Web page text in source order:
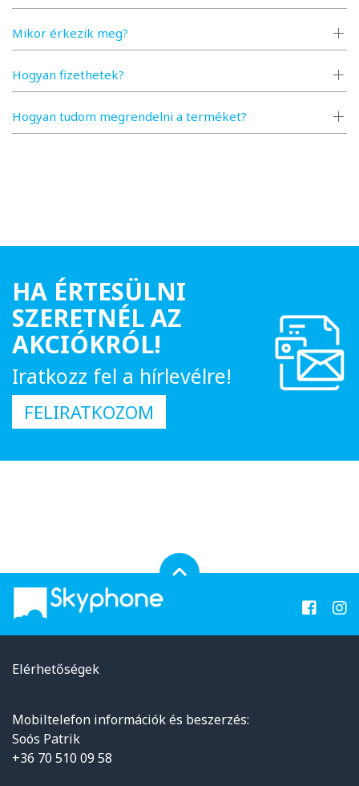
Mikor érkezik meg?
Hogyan fizethetek?
Hogyan tudom megrendelni a terméket?
HA ÉRTESÜLNI
SZERETNÉL AZ
AKCIÓKRÓL!
Iratkozz fel a hírlevélre!
FELIRATKOZOM
Elérhetőségek
Mobiltelefon információk és beszerzés:
Soós Patrik
+36 70 510 09 58